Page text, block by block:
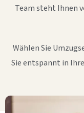
Team steht Ihnen
Wählen Sie
Sie entspannt in